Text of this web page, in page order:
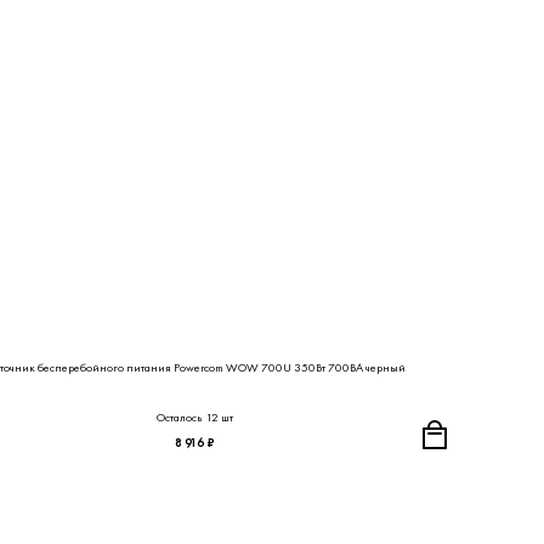
бесперебойного питания Powercom WOW 700U 350Вт 700ВА черный
Осталось 12 шт
8 916 ₽